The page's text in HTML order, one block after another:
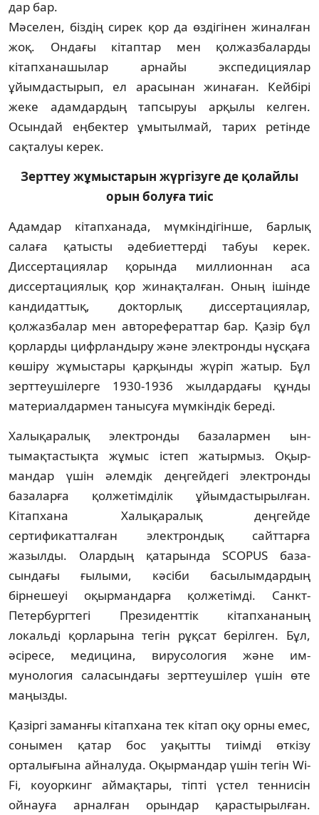
дар бар.
Мәселен, біздің сирек қор да өздігінен жиналған
жоқ. Ондағы кітаптар мен қолжазбаларды
кітапханашылар ар­найы экспедициялар
ұйымдастырып, ел арасынан жинаған. Кейбірі
жеке адамдардың тапсыруы арқылы келген.
Осындай еңбектер ұмытылмай, тарих ретінде
сақталуы керек.
Зерттеу жұмыстарын жүргізуге де қолайлы
орын болуға тиіс
Адамдар кітапханада, мүмкіндігінше, барлық
салаға қатысты әдебиеттерді табуы керек.
Диссертациялар қорында миллионнан аса
диссертациялық қор жинақталған. Оның ішінде
кандидаттық, докторлық диссер­тация­лар,
қолжазбалар мен авторефераттар бар. Қазір бұл
қорларды цифрландыру және электронды нұсқаға
көшіру жұмыстары қарқынды жүріп жатыр. Бұл
зерттеушілерге 1930-1936 жылдардағы құнды
материал­дар­мен танысуға мүмкіндік береді.
Халықаралық электронды базалармен ын­
тымақтастықта жұмыс істеп жатырмыз. Оқыр­
мандар үшін әлемдік деңгейдегі элек­трон­ды
базаларға қолжетімділік ұйымдас­тырылған.
Кітапхана Халықаралық деңгейде
сертификатталған электрондық сайттарға
жазылды. Олардың қатарында SCOPUS база­
сындағы ғылыми, кәсіби басылымдардың
бірнешеуі оқырмандарға қолжетімді. Санкт-
Петербургтегі Президенттік кітапхананың
локальді қорларына тегін рұқсат берілген. Бұл,
әсіресе, медицина, вирусология және им­
мунология саласындағы зерттеушілер үшін өте
маңызды.
Қазіргі заманғы кітапхана тек кітап оқу орны емес,
сонымен қатар бос уақытты тиім­ді өткізу
орталығына айналуда. Оқырмандар үшін тегін Wi-
Fi, коуоркинг аймақтары, тіпті үстел теннисін
ойнауға арналған орындар қарастырылған.